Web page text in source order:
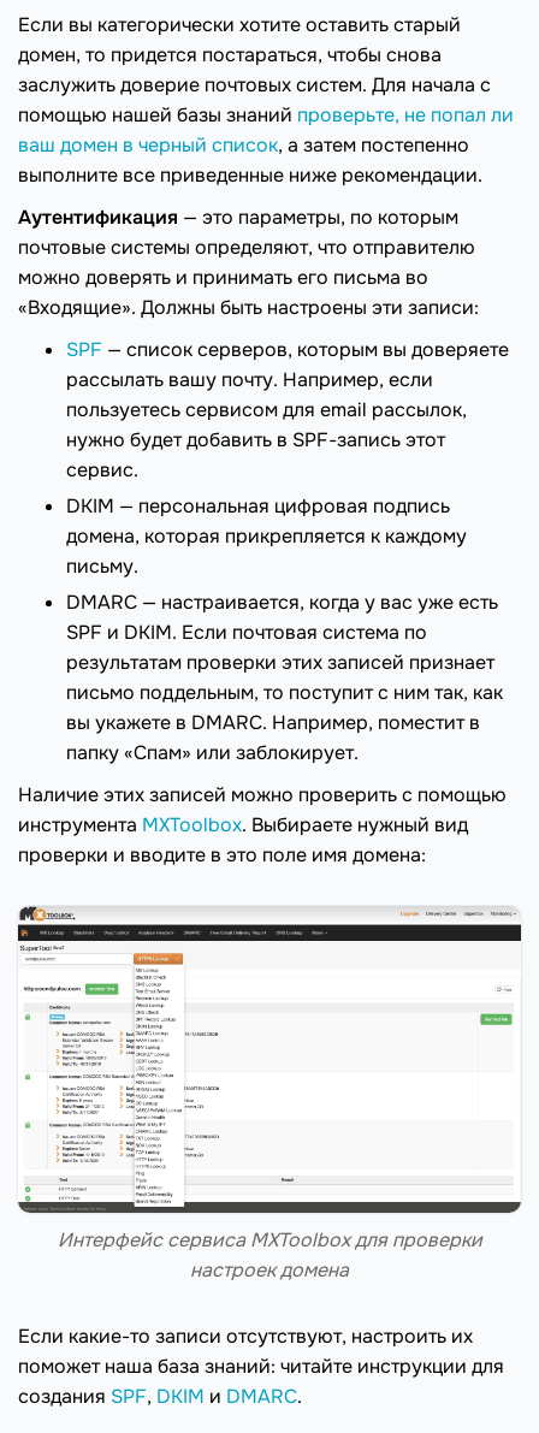
Если вы категорически хотите оставить старый
домен, то придется постараться, чтобы снова
заслужить доверие почтовых систем. Для начала с
помощью нашей базы знаний проверьте, не попал ли
ваш домен в черный список, а затем постепенно
выполните все приведенные ниже рекомендации.
Аутентификация — это параметры, по которым
почтовые системы определяют, что отправителю
можно доверять и принимать его письма во
«Входящие». Должны быть настроены эти записи:
SPF — список серверов, которым вы доверяете
рассылать вашу почту. Например, если
пользуетесь сервисом для email рассылок,
нужно будет добавить в SPF-запись этот
сервис.
DKIM — персональная цифровая подпись
домена, которая прикрепляется к каждому
письму.
DMARC — настраивается, когда у вас уже есть
SPF и DKIM. Если почтовая система по
результатам проверки этих записей признает
письмо поддельным, то поступит с ним так, как
вы укажете в DMARC. Например, поместит в
папку «Спам» или заблокирует.
Наличие этих записей можно проверить с помощью
инструмента MXToolbox. Выбираете нужный вид
проверки и вводите в это поле имя домена:
Интерфейс сервиса MXToolbox для проверки
настроек домена
Если какие-то записи отсутствуют, настроить их
поможет наша база знаний: читайте инструкции для
создания SPF, DKIM и DMARC.